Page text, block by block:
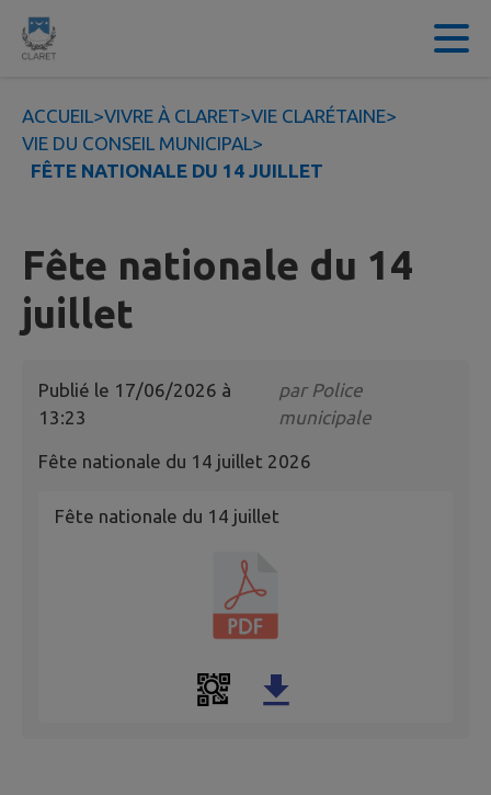
Contenu
ACCUEIL>VIVRE À CLARET>VIE CLARÉTAINE>
VIE DU CONSEIL MUNICIPAL>
FÊTE NATIONALE DU 14 JUILLET
Fête nationale du 14
juillet
Publié le 17/06/2026 à
13:23
par Police
municipale
Fête nationale du 14 juillet 2026
Fête nationale du 14 juillet